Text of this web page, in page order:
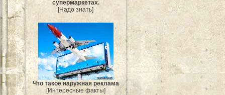
супермаркетах.
[Надо знать]
Что такое наружная реклама
[Интересные факты]